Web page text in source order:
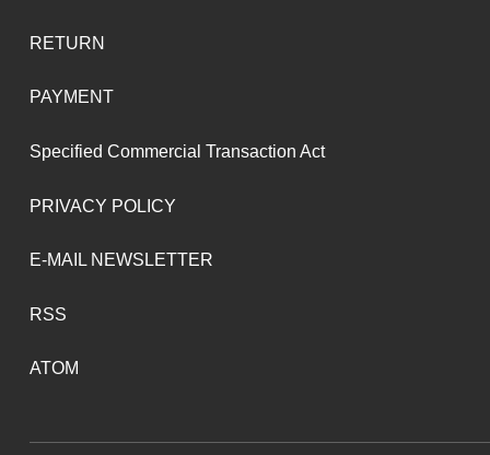
RETURN
PAYMENT
Specified Commercial Transaction Act
PRIVACY POLICY
E-MAIL NEWSLETTER
RSS
ATOM